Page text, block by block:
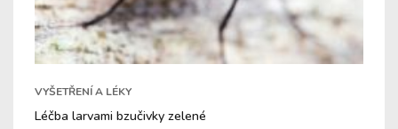
VYŠETŘENÍ A LÉKY
Léčba larvami bzučivky zelené